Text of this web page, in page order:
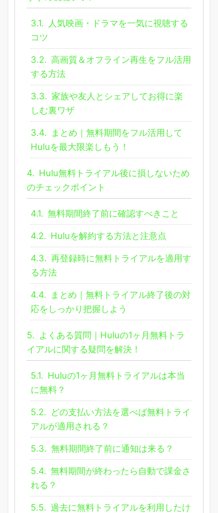
3.1.
人気映画・ドラマを一気に視聴する
コツ
3.2. 高画質＆オフライン再生をフル活用
する方法
3.3. 家族や友人とシェアしてお得に楽
しむ裏ワザ
3.4.
まとめ｜無料期間をフル活用して
Huluを最大限楽しもう！
4. Hulu無料トライアル後に損しないため
のチェックポイント
4.1. 無料期間終了前に確認すべきこと
4.2. Huluを解約する方法と注意点
4.3. 再登録時に無料トライアルを適用す
る方法
4.4.
まとめ｜無料トライアル終了後の対
応をしっかり把握しよう
5. よくある質問｜Huluの1ヶ月無料トラ
イアルに関する疑問を解決！
5.1. Huluの1ヶ月無料トライアルは本当
に無料？
5.2. どの支払い方法を選べば無料トライ
アルが適用される？
5.3. 無料期間終了前に通知は来る？
5.4. 無料期間が終わったら自動で課金さ
れる？
5.5. 過去に無料トライアルを利用したけ